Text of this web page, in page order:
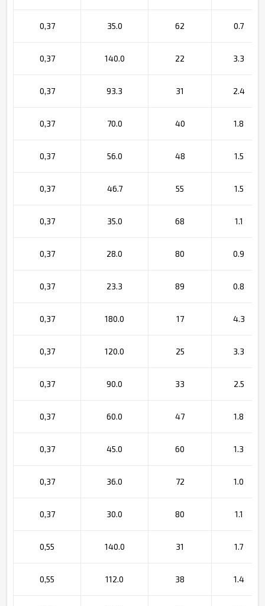
0,37 35.0 62 0.7
0,37 140.0 22 3.3
0,37 93.3 31 2.4
0,37 70.0 40 1.8
0,37 56.0 48 1.5
0,37 46.7 55 1.5
0,37 35.0 68 1.1
0,37 28.0 80 0.9
0,37 23.3 89 0.8
0,37 180.0 17 4.3
0,37 120.0 25 3.3
0,37 90.0 33 2.5
0,37 60.0 47 1.8
0,37 45.0 60 1.3
0,37 36.0 72 1.0
0,37 30.0 80 1.1
0,55 140.0 31 1.7
0,55 112.0 38 1.4